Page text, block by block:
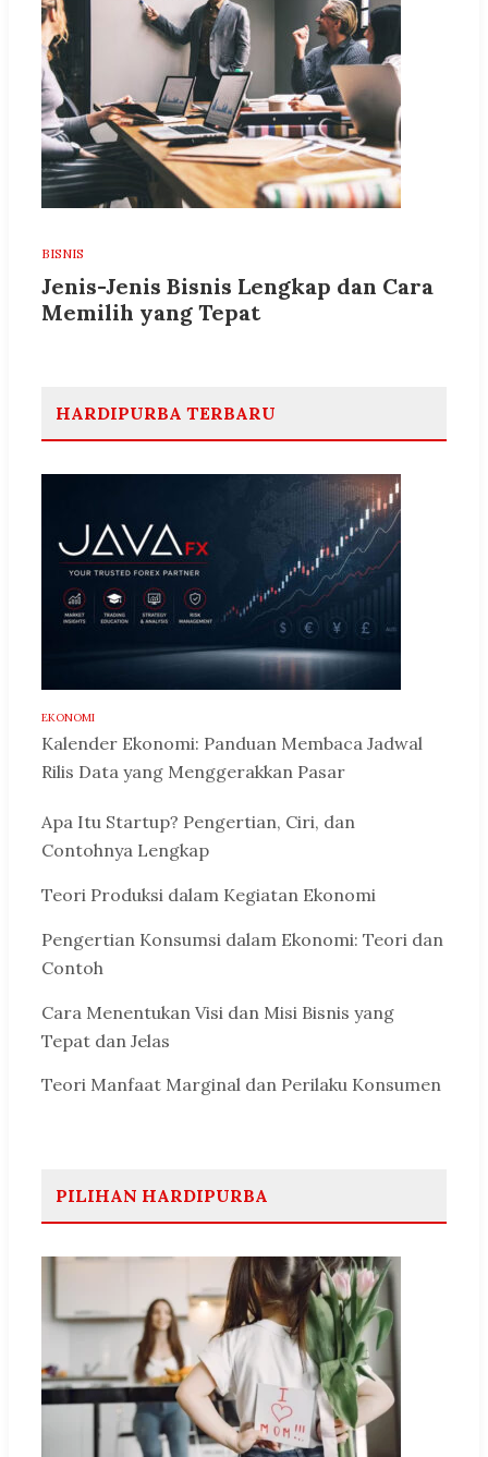
BISNIS
Jenis-Jenis Bisnis Lengkap dan Cara
Memilih yang Tepat
HARDIPURBA TERBARU
EKONOMI
Kalender Ekonomi: Panduan Membaca Jadwal
Rilis Data yang Menggerakkan Pasar
Apa Itu Startup? Pengertian, Ciri, dan
Contohnya Lengkap
Teori Produksi dalam Kegiatan Ekonomi
Pengertian Konsumsi dalam Ekonomi: Teori dan
Contoh
Cara Menentukan Visi dan Misi Bisnis yang
Tepat dan Jelas
Teori Manfaat Marginal dan Perilaku Konsumen
PILIHAN HARDIPURBA